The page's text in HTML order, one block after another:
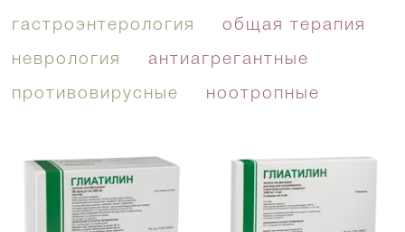
гастроэнтерология общая терапия
неврология антиагрегантные
противовирусные ноотропные